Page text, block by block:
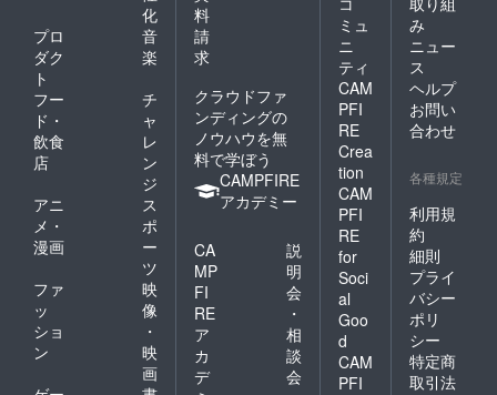
化
プロ
ダク
ト
音
楽
フー
ド・
飲食
店
チ
ャ
レ
ン
ジ
アニ
メ・
漫画
ス
ポ
ー
ツ
ファ
ッ
ショ
ン
映
像
・
映
画
料
請
求
クラウドファ
ンディングの
ノウハウを無
料で学ぼう
CAMPFIRE
アカデミー
CA
MP
FI
RE
ア
カ
デ
説
明
会
・
相
談
会
ミュ
ニ
ティ
CAM
PFI
RE
Crea
tion
CAM
PFI
RE
for
Soci
al
Goo
d
CAM
PFI
み
ニュー
ス
ヘルプ
お問い
合わせ
各種規定
利用規
約
細則
プライ
バシー
ポリ
シー
特定商
取引法